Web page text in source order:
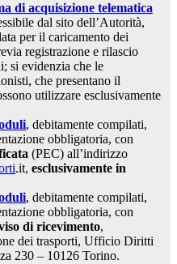
di acquisizione telematica
dal sito dell’Autorità,
per il caricamento dei
registrazione e rilascio
si evidenzia che le
che presentano il
utilizzare esclusivamente
, debitamente compilati,
obbligatoria, con
(PEC) all’indirizzo
.it, esclusivamente in
, debitamente compilati,
obbligatoria, con
di ricevimento,
dei trasporti, Ufficio Diritti
230 – 10126 Torino.